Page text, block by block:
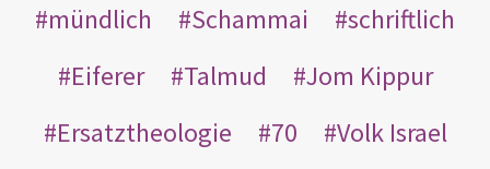
mündlich
Schammai
schriftlich
Eiferer
Talmud
Jom Kippur
Ersatztheologie
70
Volk Israel